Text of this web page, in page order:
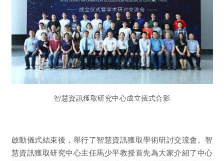
智慧資訊獲取研究中心成立儀式合影
啟動儀式結束後，舉行了智慧資訊獲取學術研討交流會。智
慧資訊獲取研究中心主任馬少平教授首先為大家介紹了中心